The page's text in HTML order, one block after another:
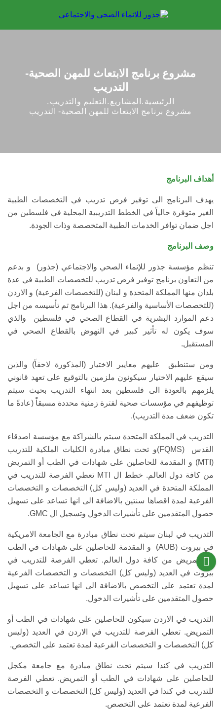
مشروع برنامج الابتعاث للمهن الصحية-
التدريب
الرئيسية المشاريع
التعليم والتدريب
مشروع برنامج الابتعاث للمهن الصحية- التدريب
أهداف البرنامج
يهدف البرنامج الى توفير فرص تدريب في التخصصات الطبية
الغير متوفرة حالياً في الخطط التدريبية المحلية في فلسطين من
اجل ضمان توافر الخدمات الطبية المتخصصة وذات الجودة.
وصف البرنامج
تنظم مؤسسة جذور للإنماء الصحي والاجتماعي (جذور) و بدعم
من التعاون برنامج توفير فرص تدريب للتخصصات الطبية في عدة
بلدان منها المملكة المتحدة و لبنان (للتخصصات الفرعية) و الاردن
(للتخصصات الأساسية والفرعية). هذا البرنامج تم تأسيسه من اجل
دعم الموارد البشرية في القطاع الصحي في فلسطين والذي
سوف يكون له تأثير كبير في النهوض بالقطاع الصحي في
المستقبل.
ومن ستنطبق عليهم معايير الاختيار (المذكورة لاحقاً) والذين
سيقع عليهم الاختيار سيكونون ملزمين بالتوقيع على تعهد قانوني
يلزمهم بالعودة الى فلسطين بعد انتهاء التدريب بحيث سيتم
توظيفهم في مؤسسات صحية لفترة زمنية محددة مسبقاً (عادةً ما
تكون ضعف مدة التدريب).
التدريب في المملكة المتحدة سيتم بالشراكة مع مؤسسة اصدقاء
القدس (FQMS)و تحت نطاق مبادرة الكليات الملكية للتدريب
(MTI) و المقدمة للحاصلين على شهادات في الطب أو التمريض
من كافة دول العالم. خطط ال MTI تعطي الفرصة للتدريب في
المملكة المتحدة في العديد (وليس كل) التخصصات و التخصصات
الفرعية لمدة اقصاها سنتين بالاضافة الى انها تساعد على تسهيل
حصول المتقدمين على تأشيرات الدخول وتسجيل ال GMC.
التدريب في لبنان سيتم تحت نطاق مبادرة مع الجامعة الامريكية
في بيروت (AUB) و المقدمة للحاصلين على شهادات في الطب
أو التمريض من كافة دول العالم. تعطي الفرصة للتدريب في
بيروت في العديد (وليس كل) التخصصات و التخصصات الفرعية
لمدة تعتمد على التخصص بالاضافة الى انها تساعد على تسهيل
حصول المتقدمين على تأشيرات الدخول.
التدريب في الاردن سيكون للحاصلين على شهادات في الطب أو
التمريض. تعطي الفرصة للتدريب في الاردن في العديد (وليس
كل) التخصصات و التخصصات الفرعية لمدة تعتمد على التخصص.
التدريب في كندا سيتم تحت نطاق مبادرة مع جامعة مكجل
للحاصلين على شهادات في الطب أو التمريض. تعطي الفرصة
للتدريب في كندا في العديد (وليس كل) التخصصات و التخصصات
الفرعية لمدة تعتمد على التخصص.